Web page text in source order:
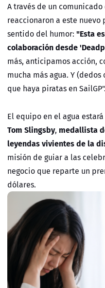
A través de un
reaccionaron a este
sentido del humor: "Esta
colaboración desde
más, anticipamos acción,
mucha más agua. Y
que haya piratas en SailGP".
El equipo en el agua estará
Tom Slingsby, medallista
leyendas vivientes de la
misión de guiar a las
negocio que reparte un
dólares.